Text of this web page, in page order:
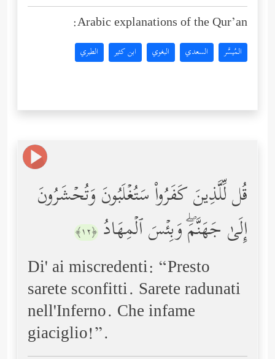
Arabic explanations of the Qur’an:
المُيسَّر السعدي البغوي ابن كثير الطبري
قُل لِّلَّذِینَ كَفَرُواْ سَتُغۡلَبُونَ وَتُحۡشَرُونَ
إِلَىٰ جَهَنَّمَۖ وَبِئۡسَ ٱلۡمِهَادُ ﴿١٢﴾
Di' ai miscredenti: “Presto
sarete sconfitti. Sarete radunati
nell'Inferno. Che infame
giaciglio!”.